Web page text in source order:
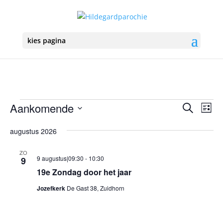
kies pagina
Vieringen
en
Zoeken
Lijst
Aankomende
een
augustus 2026
ZO
9
19e Zondag door het jaar
9 augustus|09:30 - 10:30
Jozefkerk De Gast 38, Zuidhorn